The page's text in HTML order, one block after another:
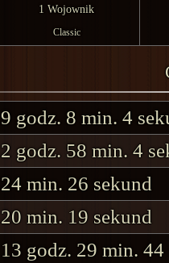
1 Wojownik
Classic
9 godz. 8 min. 4
2 godz. 58 min. 4
24 min. 26 sekund
20 min. 19 sekund
13 godz. 29 min. 44